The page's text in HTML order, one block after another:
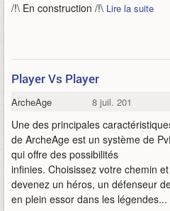
/!\ En construction /!\ Lire la suite
Player Vs Player
ArcheAge 8 juil. 2013
Une des principales
de ArcheAge est un système de
qui offre des possibilités
infinies. Choisissez votre chemin et
devenez un héros, un défenseur
en plein essor dans les légendes...